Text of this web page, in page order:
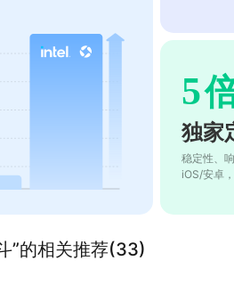
5
独家
稳定性、
iOS/安卓
”的相关推荐(33)